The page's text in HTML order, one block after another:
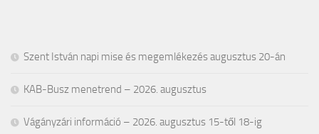
Szent István napi mise és megemlékezés augusztus 20-án
KAB-Busz menetrend – 2026. augusztus
Vágányzári információ – 2026. augusztus 15-től 18-ig